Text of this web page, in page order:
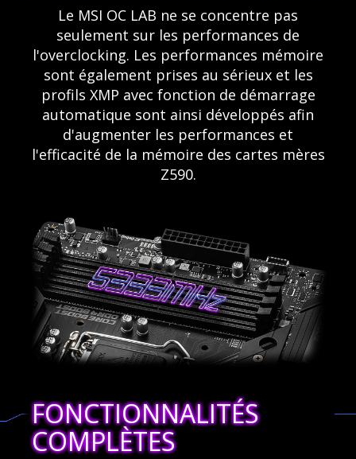
Le MSI OC LAB ne se concentre pas
seulement sur les performances de
l'overclocking. Les performances mémoire
sont également prises au sérieux et les
profils XMP avec fonction de démarrage
automatique sont ainsi développés afin
d'augmenter les performances et
l'efficacité de la mémoire des cartes mères
Z590.
FONCTIONNALITÉS
COMPLÈTES